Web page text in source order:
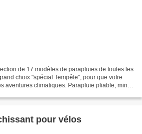
de 17 modèles de parapluies de toutes les
choix "spécial Tempête", pour que votre
aventures climatiques. Parapluie pliable, mini
pour vélos